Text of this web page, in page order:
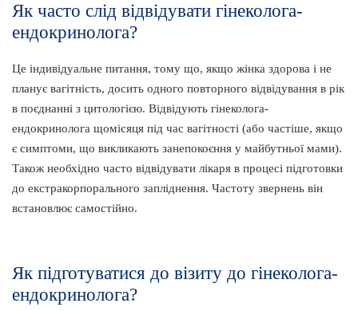
Як часто слід відвідувати гінеколога-
ендокринолога?
Це індивідуальне питання, тому що, якщо жінка здорова і не
планує вагітність, досить одного повторного відвідування в рік
в поєднанні з цитологією. Відвідують гінеколога-
ендокринолога щомісяця під час вагітності (або частіше, якщо
є симптоми, що викликають занепокоєння у майбутньої мами).
Також необхідно часто відвідувати лікаря в процесі підготовки
до екстракорпорального запліднення. Частоту звернень він
встановлює самостійно.
Як підготуватися до візиту до гінеколога-
ендокринолога?